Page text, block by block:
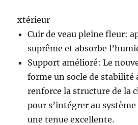
xtérieur
Cuir de veau pleine fleur:
suprême et absorbe
Support amélioré: Le
forme un socle de stabilité
renforce la structure de la
pour s’intégrer au
une tenue excellente.